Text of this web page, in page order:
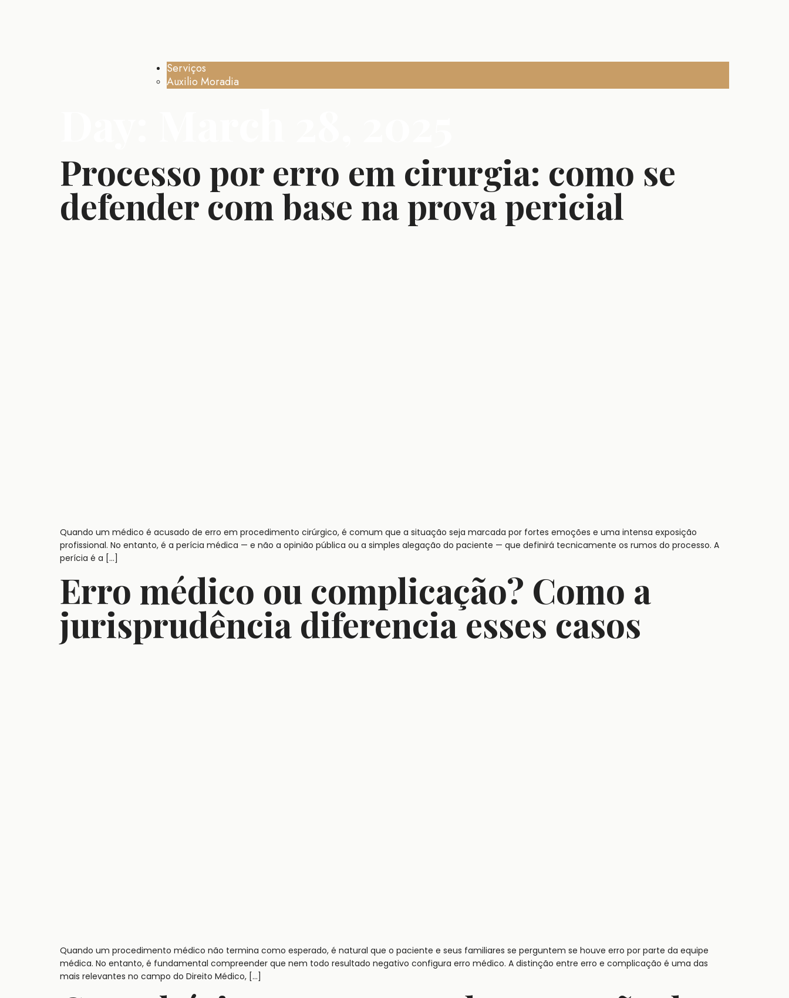
Serviços
Auxilio Moradia
Processo por erro em cirurgia: como se
defender com base na prova pericial
Quando um médico é acusado de erro em procedimento cirúrgico, é comum que a situação seja marcada por fortes emoções e uma intensa exposição
profissional. No entanto, é a perícia médica — e não a opinião pública ou a simples alegação do paciente — que definirá tecnicamente os rumos do processo. A
perícia é a […]
Erro médico ou complicação? Como a
jurisprudência diferencia esses casos
Quando um procedimento médico não termina como esperado, é natural que o paciente e seus familiares se perguntem se houve erro por parte da equipe
médica. No entanto, é fundamental compreender que nem todo resultado negativo configura erro médico. A distinção entre erro e complicação é uma das
mais relevantes no campo do Direito Médico, […]